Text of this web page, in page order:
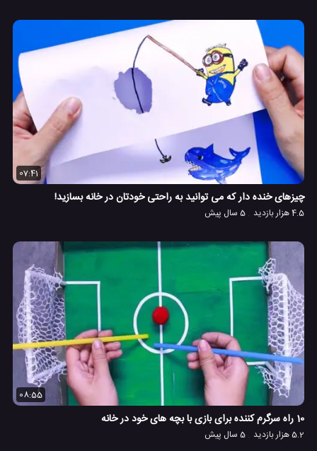
07:41
چیزهای خنده دار که می توانید به راحتی خودتان در خانه بسازید!
4.5 هزار بازدید 5 سال پیش
08:55
10 راه سرگرم کننده برای بازی با بچه های خود در خانه
5.2 هزار بازدید 5 سال پیش